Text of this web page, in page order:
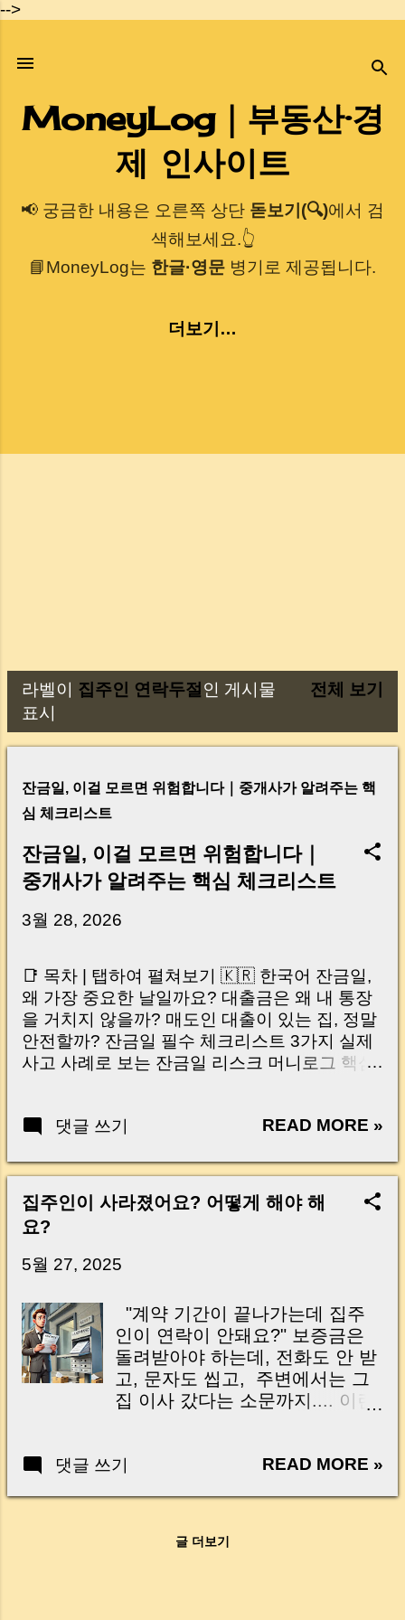
-->
기본 콘텐츠로 건너뛰기
MoneyLog｜부동산·경
제 인사이트
📢 궁금한 내용은 오른쪽 상단 돋보기(🔍)에서 검
색해보세요.👆
📘MoneyLog는 한글·영문 병기로 제공됩니다.
더보기…
글
라벨이 집주인 연락두절 인 게시물
표시
전체 보기
잔금일, 이걸 모르면 위험합니다｜중개사가 알려주는 핵
심 체크리스트
잔금일, 이걸 모르면 위험합니다｜
중개사가 알려주는 핵심 체크리스트
3월 28, 2026
📑 목차 | 탭하여 펼쳐보기 🇰🇷 한국어 잔금일,
왜 가장 중요한 날일까요? 대출금은 왜 내 통장
을 거치지 않을까? 매도인 대출이 있는 집, 정말
안전할까? 잔금일 필수 체크리스트 3가지 실제
사고 사례로 보는 잔금일 리스크 머니로그 핵심
Your Account Is It Safe If the Seller Has a
Real Risks and Mistakes to Avoid MoneyLog
Key Takeaway 혹시 이런 생각 해보신 적 있으
신가요? “잔금일… 그냥 돈 보내고 끝나는 거 아
닌가요?” 하지만 현장에서 보면 전혀 그렇지 않
습니다. 잔금일은 ‘서류 몇 장 처리하는 날’이 아
이는 가장 긴장되는 순간 입니다. 실제로 제가
중개 현장에서 겪었던 일입니다. 금요일 오후 3
시, 이체 한도에 막혀 송금이 멈췄고 그 자리에
서 계약이 무산될 뻔한 아찔한 상황이 있었습니
다. 또 어떤 분은 이렇게 말씀하십니다. “내 대출
인데 왜 내 통장으로 안 들어오죠?” “매도인이 대
사실은 ‘구조’를 몰라서 생기는 걱정입니다. 그래
서 오늘은 잔금일에 실제로 돈이 어떻게 움직이
는지, 왜 사고가 나는지, 그리고 무엇을 꼭 준비
드리겠습니다. 이 글 하나만 제대로 이해하시면,
댓글 쓰기 READ MORE »
집주인이 사라졌어요? 어떻게 해야 해
요?
5월 27, 2025
"계약 기간이 끝나가는데 집주
인이 연락이 안돼요?" 보증금은
돌려받아야 하는데, 전화도 안 받
고, 문자도 씹고, 주변에서는 그
집 이사 갔다는 소문까지.... 이런
Your Landlord Disappears The
emails—nothing. You even heard
댓글 쓰기 READ MORE »
글 더보기